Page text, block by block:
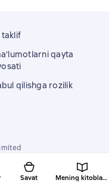
Savat Mening kitoblarim
taklif
qayta
qilishga rozilik